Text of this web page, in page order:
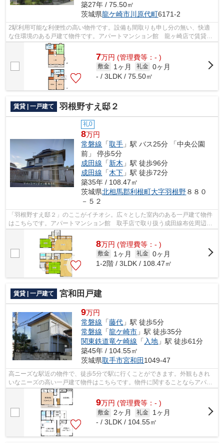
築27年 / 75.50㎡
茨城県龍ケ崎市川原代町6171-2
2駅利用可能な利便性の高い物件です。設備も間取りも申し分の無い、快適
な住環境のある戸建て物件です。アパートマンション館 龍ヶ崎店で賃貸戸
建てをお探しなら、龍ケ崎市の関東鉄道...
7万円 (管理費等：- )
敷金 1ヶ月 礼金 0ヶ月
- / 3LDK / 75.50㎡
賃貸 | 一戸建て 羽根野すえ邸２
礼0
8万円
常磐線 「取手 」駅 バス25分 「中央公園
前」 停歩5分
成田線 「新木 」駅 徒歩96分
成田線 「木下 」駅 徒歩72分
築35年 / 108.47㎡
茨城県北相馬郡利根町大字羽根野８８０
－５２
「羽根野すえ邸２」のここがイチオシ。広々とした室内のある一戸建て物件
はこちらです。アパートマンション館 取手店で取り扱う成田線布佐周辺の
戸建てを求めるなら、0297-72-1181か...
8万円 (管理費等：- )
敷金 1ヶ月 礼金 0ヶ月
1-2階 / 3LDK / 108.47㎡
賃貸 | 一戸建て 宮和田戸建
9万円
常磐線 「藤代 」駅 徒歩5分
常磐線 「龍ケ崎市 」駅 徒歩35分
関東鉄道竜ケ崎線 「 入地 」駅 徒歩61分
築45年 / 104.55㎡
茨城県取手市宮和田 1049-47
高ニーズな駅近の物件で、徒歩5分で駅に行くことができます。外観もきれ
いなニーズの高い一戸建て物件はこちらです。物件に関することならアパー
トマンション館 取手店にお任せ下さい...
9万円 (管理費等：- )
敷金 2ヶ月 礼金
1ヶ月
- / 3LDK / 104.55㎡